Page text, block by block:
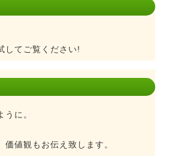
してご覧ください!
に。
値観もお伝え致します。